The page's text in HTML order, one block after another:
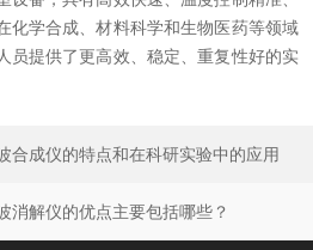
化学合成、材料科学和生物医药等领域
员提供了更高效、稳定、重复性好的实
合成仪的特点和在科研实验中的应用
消解仪的优点主要包括哪些？